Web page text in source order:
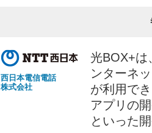
西日本電信電話
株式会社
光BOX+は
ンターネ
が利用で
アプリの
といった